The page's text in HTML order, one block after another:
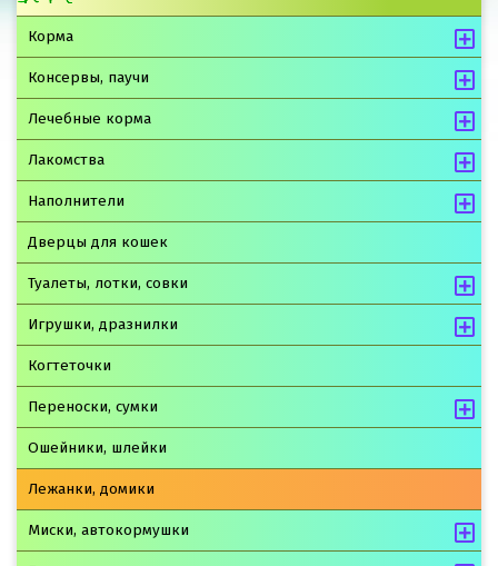
Корма
Консервы, паучи
Лечебные корма
Лакомства
Наполнители
Дверцы для кошек
Туалеты, лотки, совки
Игрушки, дразнилки
Когтеточки
Переноски, сумки
Ошейники, шлейки
Лежанки, домики
Миски, автокормушки